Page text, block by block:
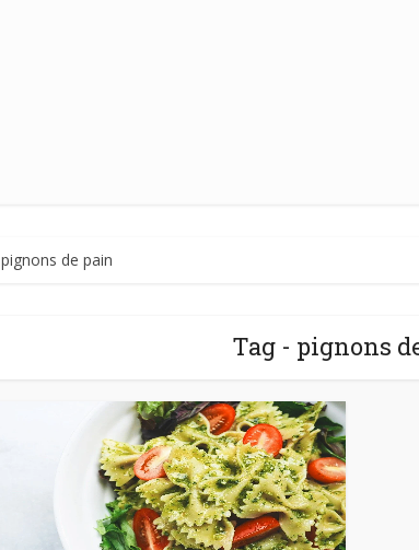
pignons de pain
Tag - pignons